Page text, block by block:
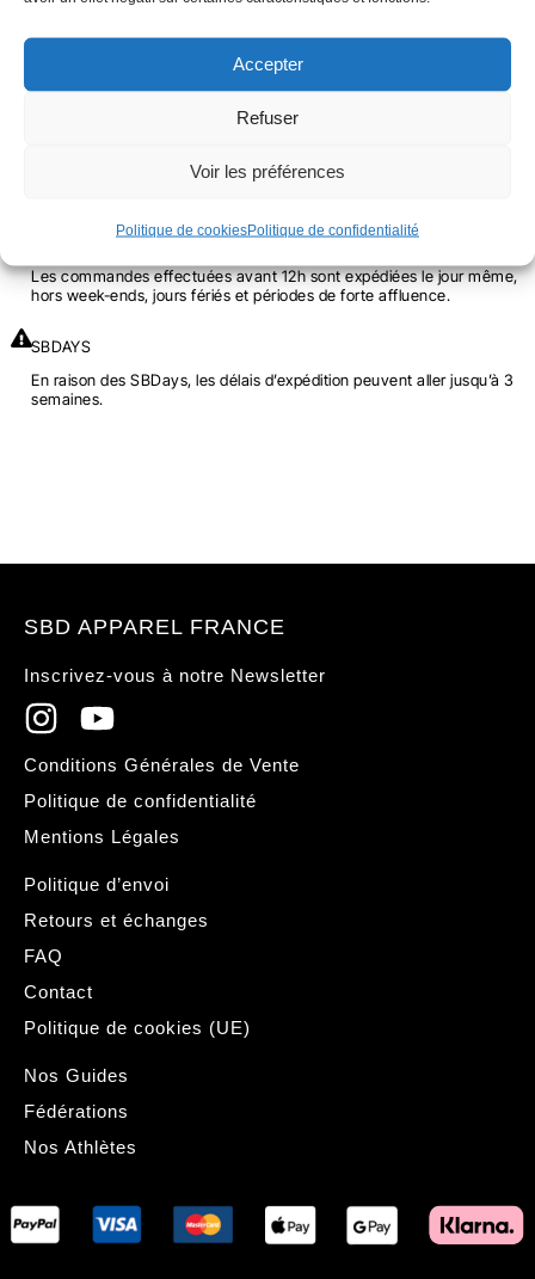
Accepter
Refuser
Voir les préférences
Politique de cookiesPolitique de confidentialité
DE
DÉLAI D'EXPÉDITION
Les commandes effectuées avant 12h sont expédiées le jour même,
hors week-ends, jours fériés et périodes de forte affluence.
SBDAYS
En raison des SBDays, les délais d’expédition peuvent aller jusqu’à 3
semaines.
SBD APPAREL FRANCE
Inscrivez-vous à notre Newsletter
Conditions Générales de Vente
Politique de confidentialité
Mentions Légales
Politique d’envoi
Retours et échanges
FAQ
Contact
Politique de cookies (UE)
Nos Guides
Fédérations
Nos Athlètes